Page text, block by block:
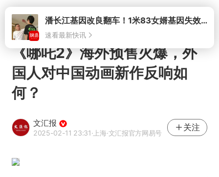
打开
《哪吒2》海外预售火爆，外
国人对中国动画新作反响如
何？
文汇报
2025-02-11 23:31·上海·文汇报官方网易号
关注